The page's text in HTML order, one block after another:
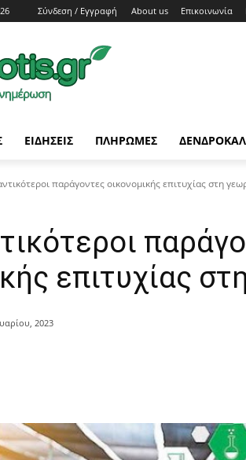
Σύνδεση / Εγγραφή About us Επικοινωνία
ΕΙΔΗΣΕΙΣ ΠΛΗΡΩΜΕΣ
παράγοντες οικονομικής επιτυχίας στη
επιτυχίας
2023